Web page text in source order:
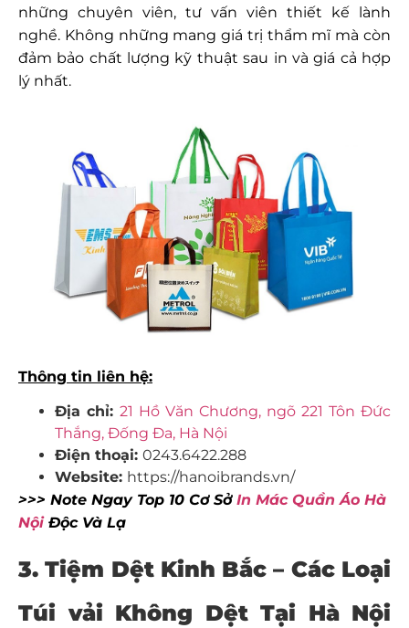
những chuyên viên, tư vấn viên thiết kế lành
nghề. Không những mang giá trị thẩm mĩ mà còn
đảm bảo chất lượng kỹ thuật sau in và giá cả hợp
lý nhất.
Thông tin liên hệ:
Địa chỉ: 21 Hồ Văn Chương, ngõ 221 Tôn Đức
Thắng, Đống Đa, Hà Nội
Điện thoại: 0243.6422.288
Website: https://hanoibrands.vn/
>>> Note Ngay Top 10 Cơ Sở In Mác Quần Áo Hà
NộiĐộc Và Lạ
3. Tiệm Dệt Kinh Bắc – Các Loại
Túi vải Không Dệt Tại Hà Nội